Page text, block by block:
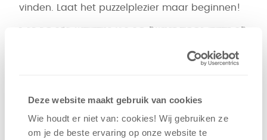
Deze website maakt gebruik van cookies
Wie houdt er niet van: cookies! Wij gebruiken ze
om je de beste ervaring op onze website te
vinden. Laat het puzzelplezier maar beginnen!
Waarom kiezen voor "Kinderpuzzels"
puzzels die kinderen uitnodigen om te leren
terwijl ze spelen. Ontdek puzzels met leuke
afbeeldingen en leerzame elementen die hun